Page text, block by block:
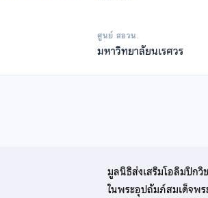
ศูนย์ สอวน.
มหาวิทยาลัยนเรศวร
มูลนิธิส่งเสริมโอลิมปิก
ในพระอุปถัมภ์สมเด็จพ